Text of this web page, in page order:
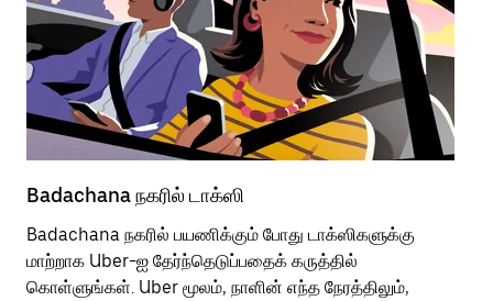
Badachana நகரில் டாக்ஸி
Badachana நகரில் பயணிக்கும் போது டாக்ஸிகளுக்கு
மாற்றாக Uber-ஐ தேர்ந்தெடுப்பதைக் கருத்தில்
கொள்ளுங்கள். Uber மூலம், நாளின் எந்த நேரத்திலும்,